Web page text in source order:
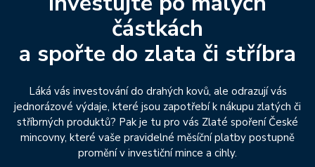
částkách
a spořte do zlata či stříbra
Láká vás investování do drahých kovů, ale odrazují vás
jednorázové výdaje, které jsou zapotřebí k nákupu zlatých či
stříbrných produktů? Pak je tu pro vás Zlaté spoření České
mincovny, které vaše pravidelné měsíční platby postupně
promění v investiční mince a cihly.